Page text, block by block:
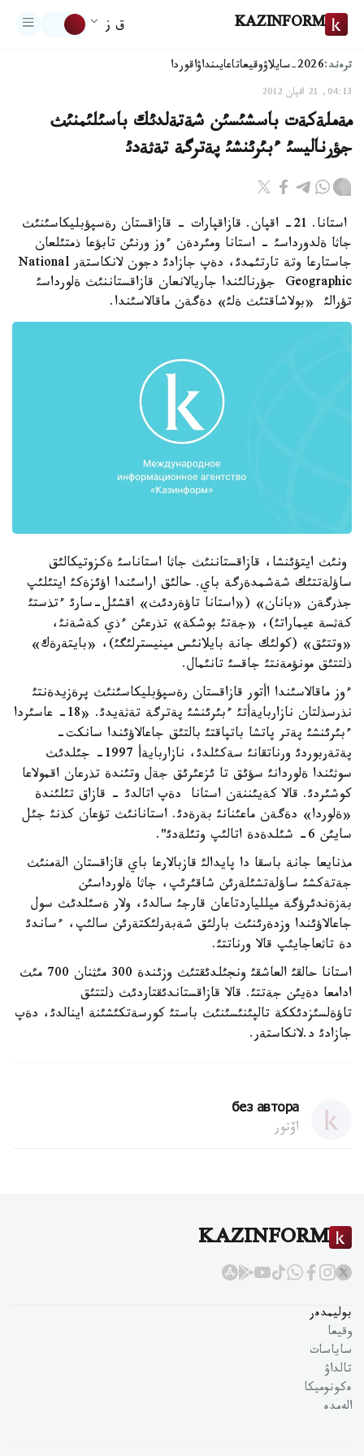
KAZINFORM ق ز
ترەند:2026-سايلاۋ وقيعاتاعايىنداۋاقوردا
04:13, 21 اقپان 2012
مةملةكةت باسشئسئن شةتةلدئك باسئلئمنئث
جؤرناليسئ ءبئرئنشئ پةترگة تةثةدئ
استانا. 21- اقپان. قازاقپارات - قازاقستان رةسپؤبليكاسئنئث
جاثا ةلدورداسئ - استانا ومئردةن ءوز ورنئن تابؤعا ذمتئلعان
جاستارعا وتة تارتئمدئ، دةپ جازادئ دجون لانكاستةر National
Geographic جؤرنالئندا جاريالانعان قازاقستاننئث ةلورداسئ
تؤرالئ «بولاشاقتئث ةلئ» دةگةن ماقالاسئندا.
ونئث ايتؤئنشا، قازاقستاننئث جاثا استاناسئ ةكزوتيكالئق
ساؤلةتتئك شةشمدةرگة باي. حالئق اراسئندا اؤئزةكئ ايتئلئپ
جذرگةن «بانان» («استانا تاؤةردئث» اقشئل-سارئ ءتذستئ
كةثسة عيماراتئ)، «جةتئ بوشكة» تذرعئن ءذي كةشةنئ،
«وتتئق» (كولئك جانة بايلانئس مينيسترلئگئ)، «بايتةرةك»
ذلتتئق مونؤمةنتئ جاقسئ تانئمال.
ءوز ماقالاسئندا اأتور قازاقستان رةسپؤبليكاسئنئث پرةزيدةنتئ
نذرسذلتان نازاربايةأتئ ءبئرئنشئ پةترگة تةثةيدئ. «18- عاسئردا
ءبئرئنشئ پةتر پاتشا باتپاقتئ بالتئق جاعالاؤئندا سانكت-
پةتةربوردئ ورناتقانئ سةكئلدئ، نازاربايةأ 1997- جئلدئث
سوثئندا ةلوردانئ سؤئق تا ئزعئرئق جةل وتئندة تذرعان اقمولاعا
كوشئردئ. قالا كةيئننةن استانا دةپ اتالدئ - قازاق تئلئندة
«ةلوردا» دةگةن ماعئنانئ بةرةدئ. استانانئث تؤعان كذنئ جئل
سايئن 6- شئلدةدة اتالئپ وتئلةدئ".
مذنايعا جانة باسقا دا پايدالئ قازبالارعا باي قازاقستان الةمنئث
جةتةكشئ ساؤلةتشئلةرئن شاقئرئپ، جاثا ةلورداسئن
بةزةندئرؤگة ميللياردتاعان قارجئ سالدئ، ولار ةسئلدئث سول
جاعالاؤئندا وزدةرئنئث بارلئق شةبةرلئكتةرئن سالئپ، ءساندئ
دة تاثعاجايئپ قالا ورناتتئ.
استانا حالقئ العاشقئ ونجئلدئقتئث وزئندة 300 مئثنان 700 مئث
ادامعا دةيئن جةتتئ. قالا قازاقستاندئقتاردئث ذلتتئق
تاؤةلسئزدئككة تالپئنئسئنئث باستئ كورسةتكئشئنة اينالدئ، دةپ
جازادئ د.لانكاستةر.
без автора
اۆتور
KAZINFORM
بوليمدەر
وقيعا
ساياسات
تالداۋ
ەكونوميكا
الەمدە